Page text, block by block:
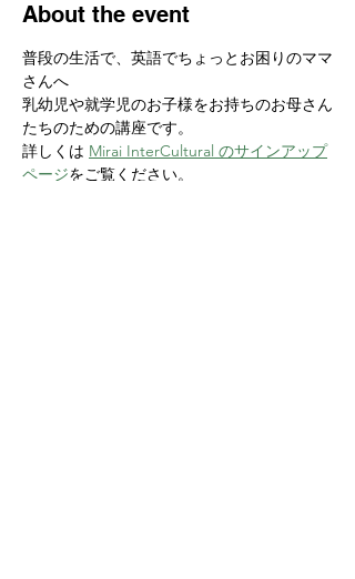
About the event
普段の生活で、英語でちょっとお困りのママ
さんへ
乳幼児や就学児のお子様をお持ちのお母さん
たちのための講座です。
詳しくは Mirai InterCultural のサインアップ
ページをご覧ください。